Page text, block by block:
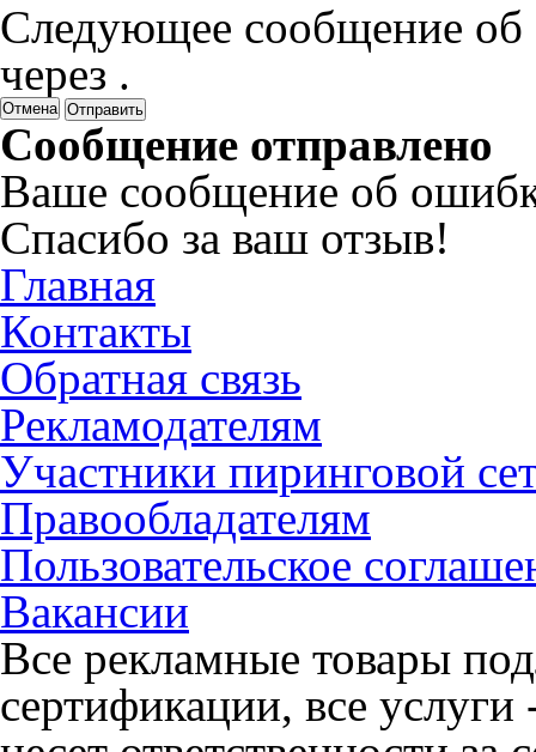
Следующее сообщение об
через .
Отмена
Сообщение отправлено
Ваше сообщение об
Спасибо за ваш отзыв!
Главная
Контакты
Обратная связь
Рекламодателям
Участники пиринговой
Правообладателям
Пользовательское
Вакансии
Все рекламные товары
сертификации, все